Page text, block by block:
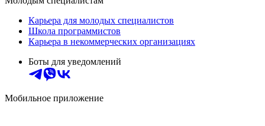
Карьера для молодых специалистов
Школа программистов
Карьера в некоммерческих организациях
Боты для уведомлений
Мобильное приложение